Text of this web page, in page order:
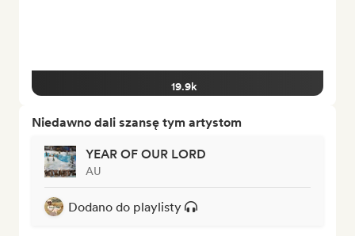
19.9k
Niedawno dali szansę tym artystom
YEAR OF OUR LORD
AU
Dodano do playlisty